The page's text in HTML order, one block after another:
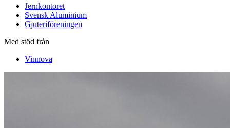
Jernkontoret
Svensk Aluminium
Gjuteriföreningen
Med stöd från
Vinnova